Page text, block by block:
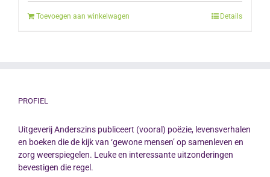
was:
€12.50.
is:
€10.00.
Toevoegen aan winkelwagen Details
PROFIEL
Uitgeverij Anderszins publiceert (vooral) poëzie, levensverhalen
en boeken die de kijk van ‘gewone mensen’ op samenleven en
zorg weerspiegelen. Leuke en interessante uitzonderingen
bevestigen die regel.